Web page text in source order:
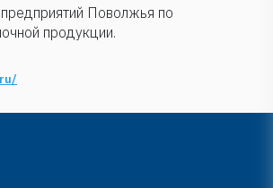
Поволжья по
продукции.